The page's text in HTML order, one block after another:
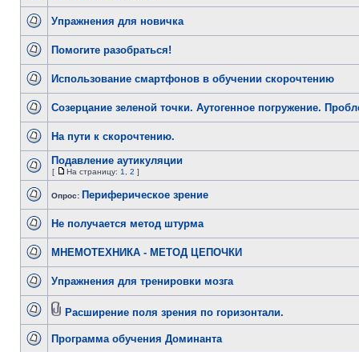
Упражнения для новичка
Помогите разобраться!
Использование смартфонов в обучении скорочтению
Созерцание зеленой точки. Аутогенное погружение.
На пути к скорочтению.
Подавление аутикуляции
[ На страницу: 1 2 ]
Опрос: Периферическое зрение
Не получается метод штурма
МНЕМОТЕХНИКА - МЕТОД ЦЕПОЧКИ
Упражнения для тренировки мозга
Расширение поля зрения по горизонтали.
Программа обучения Доминанта